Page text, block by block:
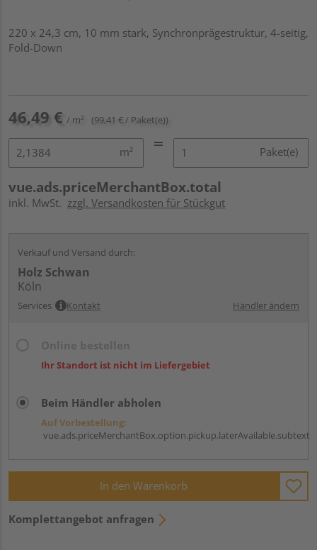
220 x 24,3 cm, 10 mm stark, Synchronprägestruktur, 4-seitig,
Fold-Down
46,49 € / m² (99,41 € / Paket(e))
m² Paket(e)
vue.ads.priceMerchantBox.total
inkl. MwSt. zzgl. Versandkosten für Stückgut
Verkauf und Versand durch:
Holz Schwan
Köln
Services Kontakt Händler ändern
Ihr Standort ist nicht im Liefergebiet
Beim Händler abholen
Auf Vorbestellung:
vue.ads.priceMerchantBox.option.pickup.laterAvailable.subtext
In den Warenkorb
Komplettangebot anfragen